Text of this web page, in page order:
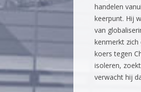
handelen
keerpunt. Hij
van
kenmerkt
koers tegen
isoleren,
verwacht hij